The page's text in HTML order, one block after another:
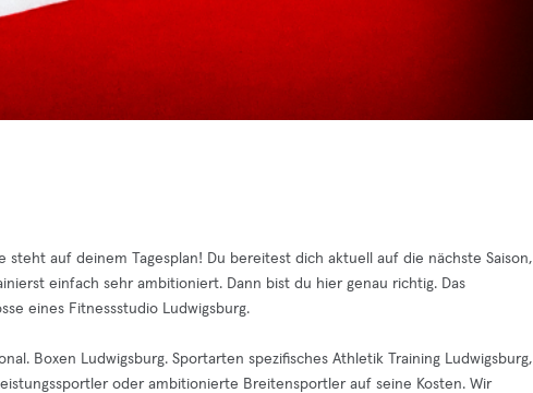
steht auf deinem Tagesplan! Du bereitest dich aktuell auf die nächste Saison,
einfach sehr ambitioniert. Dann bist du hier genau richtig. Das
eines Fitnessstudio Ludwigsburg.
Boxen Ludwigsburg. Sportarten spezifisches Athletik Training Ludwigsburg,
oder ambitionierte Breitensportler auf seine Kosten. Wir